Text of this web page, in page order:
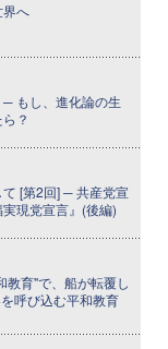
界へ
もし、進化論の生
？
[第2回] ─ 共産党宣
現党宣言』(後編)
教育"で、船が転覆し
呼び込む平和教育